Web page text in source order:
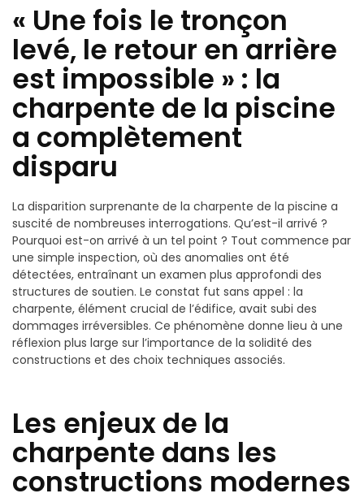
« Une fois le tronçon
levé, le retour en arrière
est impossible » : la
charpente de la piscine
a complètement
disparu
La disparition surprenante de la charpente de la piscine a
suscité de nombreuses interrogations. Qu’est-il arrivé ?
Pourquoi est-on arrivé à un tel point ? Tout commence par
une simple inspection, où des anomalies ont été
détectées, entraînant un examen plus approfondi des
structures de soutien. Le constat fut sans appel : la
charpente, élément crucial de l’édifice, avait subi des
dommages irréversibles. Ce phénomène donne lieu à une
réflexion plus large sur l’importance de la solidité des
constructions et des choix techniques associés.
Les enjeux de la
charpente dans les
constructions modernes